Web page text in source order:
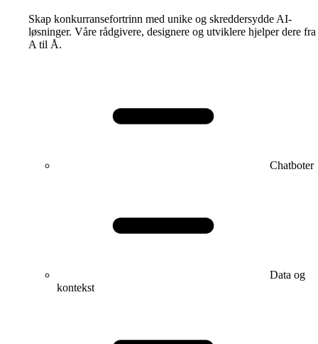
Skap konkurransefortrinn med unike og skreddersydde AI-
løsninger. Våre rådgivere, designere og utviklere hjelper dere fra
A til Å.
Chatboter
Data og
kontekst